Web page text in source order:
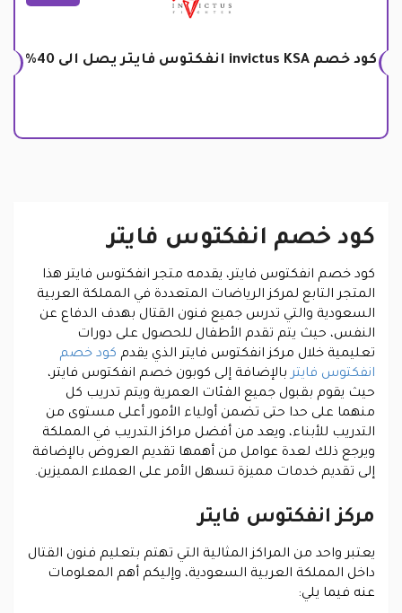
كود خصم invictus KSA انفكتوس فايتر يصل الى 40%
كود خصم انفكتوس فايتر
كود خصم انفكتوس فايتر، يقدمه متجر انفكتوس فايتر هذا
المتجر التابع لمركز الرياضات المتعددة في المملكة العربية
السعودية والتي تدرس جميع فنون القتال بهدف الدفاع عن
النفس، حيث يتم تقدم الأطفال للحصول على دورات
تعليمية خلال مركز انفكتوس فايتر الذي يقدم كود خصم
انفكتوس فايتربالإضافة إلى كوبون خصم انفكتوس فايتر،
حيث يقوم بقبول جميع الفئات العمرية ويتم تدريب كل
منهما على حدا حتى تضمن أولياء الأمور أعلى مستوى من
التدريب للأبناء، ويعد من أفضل مراكز التدريب في المملكة
ويرجع ذلك لعدة عوامل من أهمها تقديم العروض بالإضافة
إلى تقديم خدمات مميزة تسهل الأمر على العملاء المميزين.
مركز انفكتوس فايتر
يعتبر واحد من المراكز المثالية التي تهتم بتعليم فنون القتال
داخل المملكة العربية السعودية، وإليكم أهم المعلومات
عنه فيما يلي: